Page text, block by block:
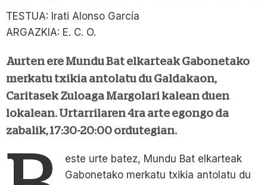
TESTUA: Irati Alonso García
ARGAZKIA: E. C. O.
Aurten ere Mundu Bat elkarteak Gabonetako
merkatu txikia antolatu du Galdakaon,
Caritasek Zuloaga Margolari kalean duen
lokalean. Urtarrilaren 4ra arte egongo da
zabalik, 17:30-20:00 ordutegian.
este urte batez, Mundu Bat elkarteak
Gabonetako merkatu txikia antolatu du